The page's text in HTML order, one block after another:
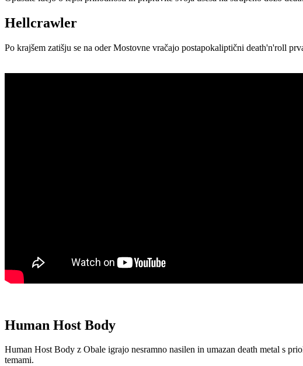
Hellcrawler
Po krajšem zatišju se na oder Mostovne vračajo postapokaliptični death'n'roll
Human Host Body
Human Host Body z Obale igrajo nesramno nasilen in umazan death metal s
temami.